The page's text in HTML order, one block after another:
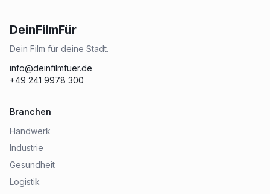
DeinFilmFür
Dein Film für deine Stadt.
info@deinfilmfuer.de
+49 241 9978 300
Branchen
Handwerk
Industrie
Gesundheit
Logistik